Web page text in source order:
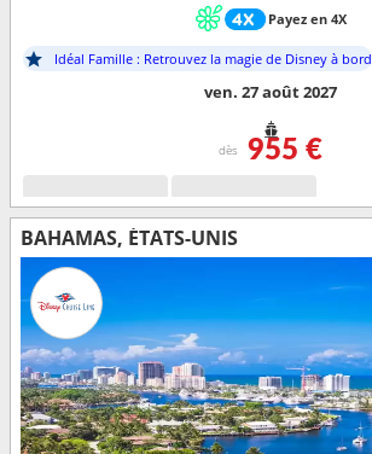
Payez en 4X
Idéal Famille : Retrouvez la magie de Disney à bord
ven. 27 août 2027
dès 955 €
BAHAMAS, ÉTATS-UNIS